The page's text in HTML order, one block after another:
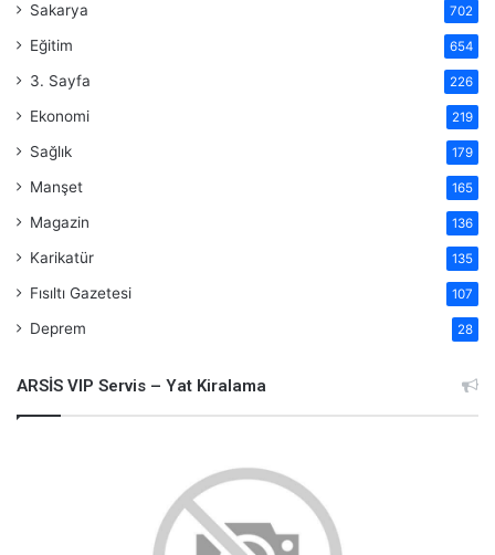
Sakarya 702
Eğitim 654
3. Sayfa 226
Ekonomi 219
Sağlık 179
Manşet 165
Magazin 136
Karikatür 135
Fısıltı Gazetesi 107
Deprem 28
ARSİS VIP Servis – Yat Kiralama